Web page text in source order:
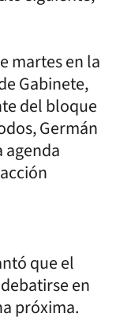
martes en la
Gabinete,
del bloque
Germán
agenda
que el
en
próxima.